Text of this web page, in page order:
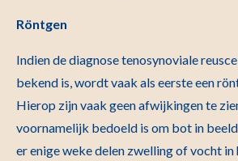
Röntgen
Indien de diagnose tenosynoviale
bekend is, wordt vaak als eerste een
Hierop zijn vaak geen afwijkingen te
voornamelijk bedoeld is om bot in beeld
er enige weke delen zwelling of vocht